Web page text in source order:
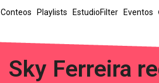
Conteos Playlists EstudioFilter Eventos
Sky Ferreira